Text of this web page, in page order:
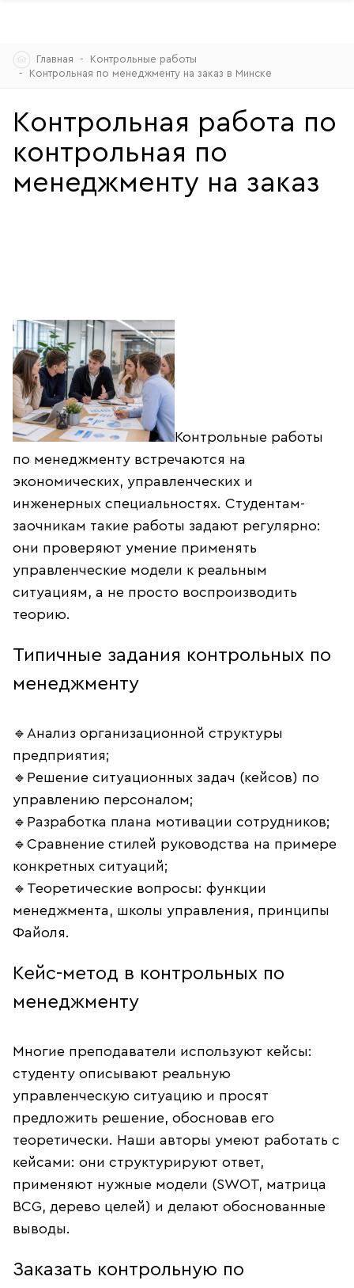
Skip
content
Главная
Контрольные работы
Контрольная по менеджменту на заказ в Минске
Контрольная работа по
контрольная по
менеджменту на заказ
Контрольные работы
по менеджменту встречаются на
экономических, управленческих и
инженерных специальностях. Студентам-
заочникам такие работы задают регулярно:
они проверяют умение применять
управленческие модели к реальным
ситуациям, а не просто воспроизводить
теорию.
Типичные задания контрольных по
менеджменту
🔹Анализ организационной структуры
предприятия;
🔹Решение ситуационных задач (кейсов) по
управлению персоналом;
🔹Разработка плана мотивации сотрудников;
🔹Сравнение стилей руководства на примере
конкретных ситуаций;
🔹Теоретические вопросы: функции
менеджмента, школы управления, принципы
Файоля.
Кейс-метод в контрольных по
менеджменту
Многие преподаватели используют кейсы:
студенту описывают реальную
управленческую ситуацию и просят
предложить решение, обосновав его
теоретически. Наши авторы умеют работать с
кейсами: они структурируют ответ,
применяют нужные модели (SWOT, матрица
BCG, дерево целей) и делают обоснованные
выводы.
Заказать контрольную по